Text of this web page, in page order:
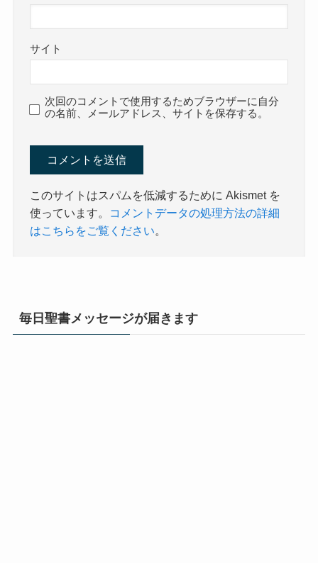
サイト
次回のコメントで使用するためブラウザーに自分
の名前、メールアドレス、サイトを保存する。
このサイトはスパムを低減するために Akismet を
使っています。
コメントデータの処理方法の詳細
はこちらをご覧ください
毎日聖書メッセージが届きます